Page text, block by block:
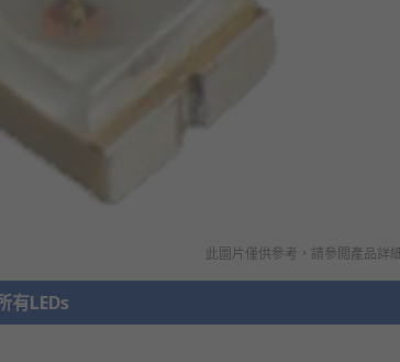
此圖片僅供參考，請參閲產品詳
有LEDs